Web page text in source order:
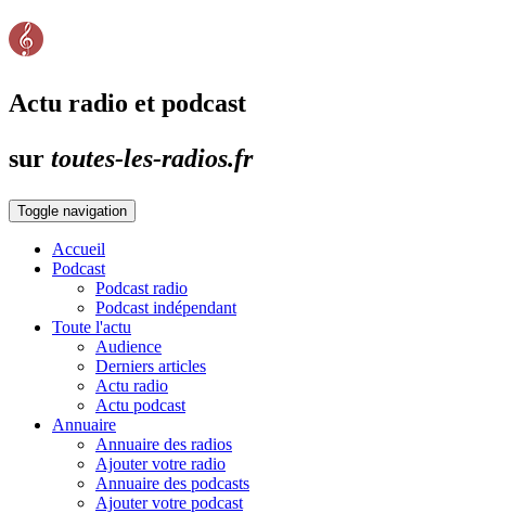
Actu radio et podcast
sur toutes-les-radios.fr
Toggle navigation
Accueil
Podcast
Podcast radio
Podcast indépendant
Toute l'actu
Audience
Derniers articles
Actu radio
Actu podcast
Annuaire
Annuaire des radios
Ajouter votre radio
Annuaire des podcasts
Ajouter votre podcast